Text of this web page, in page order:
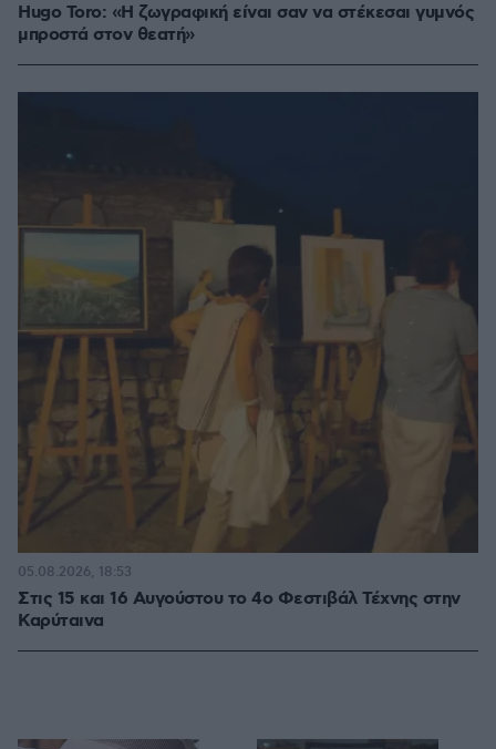
Hugo Toro: «Η ζωγραφική είναι σαν να στέκεσαι γυμνός
μπροστά στον θεατή»
Στις 15 και 16 Αυγούστου το 4ο Φεστιβάλ Τέχνης στην
Καρύταινα
05.08.2026, 18:53